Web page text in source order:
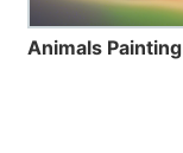
Animals Painting